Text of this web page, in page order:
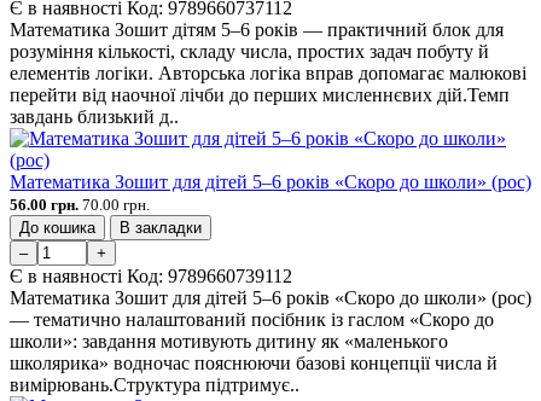
Є в наявності Код: 9789660737112
Математика Зошит дітям 5–6 років — практичний блок для
розуміння кількості, складу числа, простих задач побуту й
елементів логіки. Авторська логіка вправ допомагає малюкові
перейти від наочної лічби до перших мисленнєвих дій.Темп
завдань близький д..
Математика Зошит для дітей 5–6 років «Скоро до школи» (рос)
56.00 грн. 70.00 грн.
До кошика
В закладки
–
+
Є в наявності Код: 9789660739112
Математика Зошит для дітей 5–6 років «Скоро до школи» (рос)
— тематично налаштований посібник із гаслом «Скоро до
школи»: завдання мотивують дитину як «маленького
школярика» водночас пояснюючи базові концепції числа й
вимірювань.Структура підтримує..